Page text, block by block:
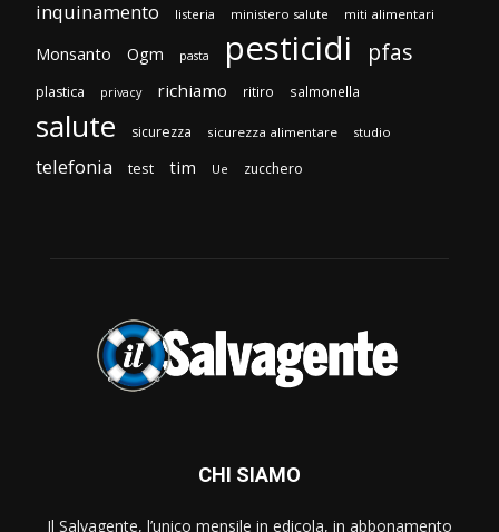
inquinamento listeria ministero salute miti alimentari
Monsanto Ogm pasta pesticidi pfas
plastica privacy richiamo ritiro salmonella
salute sicurezza sicurezza alimentare studio
telefonia test tim Ue zucchero
CHI SIAMO
Il Salvagente, l’unico mensile in edicola, in abbonamento